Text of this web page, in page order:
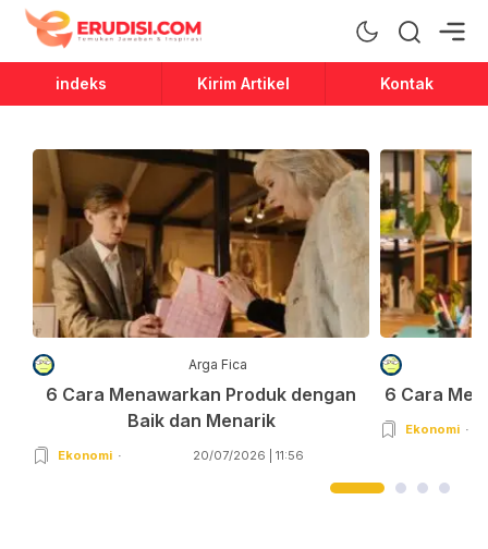
Erudisi
Temukan Jawaban dan Inspirasi
indeks Kirim Artikel Kontak
Arga Fica
6 Cara Menawarkan Produk dengan
Baik dan Menarik
Ekonomi 20/07/2026 | 11:56
6 Cara
Ekonomi